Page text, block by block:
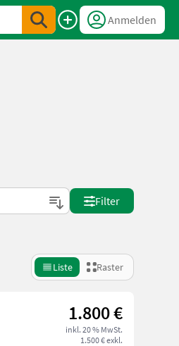
Anmelden
Filter
Liste Raster
1.800 €
inkl. 20 % MwSt.
1.500 € exkl.